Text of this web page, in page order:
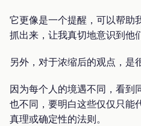
它更像是一个提醒，可以帮助
抓出来，让我真切地意识到他
另外，对于浓缩后的观点，是
因为每个人的境遇不同，看到
也不同，要明白这些仅仅只能
真理或确定性的法则。